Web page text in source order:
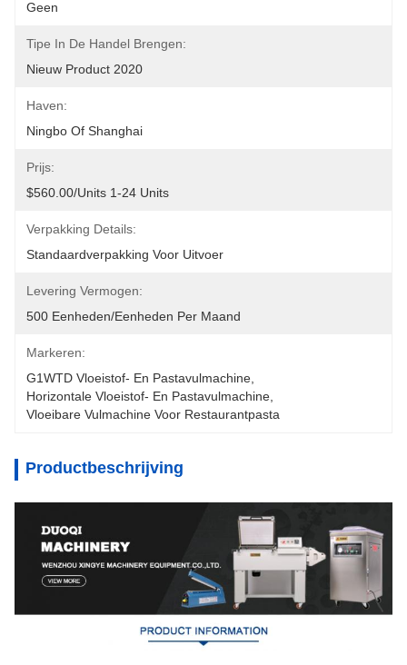
Geen
Tipe In De Handel Brengen:
Nieuw Product 2020
Haven:
Ningbo Of Shanghai
Prijs:
$560.00/units 1-24 Units
Verpakking Details:
Standaardverpakking Voor Uitvoer
Levering Vermogen:
500 Eenheden/eenheden Per Maand
Markeren:
G1WTD Vloeistof- En Pastavulmachine
Horizontale Vloeistof- En Pastavulmachine
Vloeibare Vulmachine Voor Restaurantpasta
Productbeschrijving